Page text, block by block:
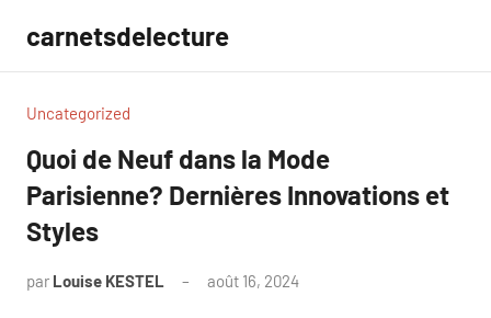
contenu
carnetsdelecture
Uncategorized
Quoi de Neuf dans la Mode
Parisienne? Dernières Innovations et
Styles
par Louise KESTEL août 16, 2024